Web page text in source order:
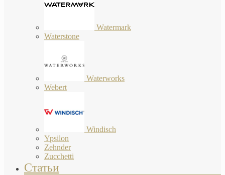
Watermark
Waterstone
Waterworks
Webert
Windisch
Ypsilon
Zehnder
Zucchetti
Статьи